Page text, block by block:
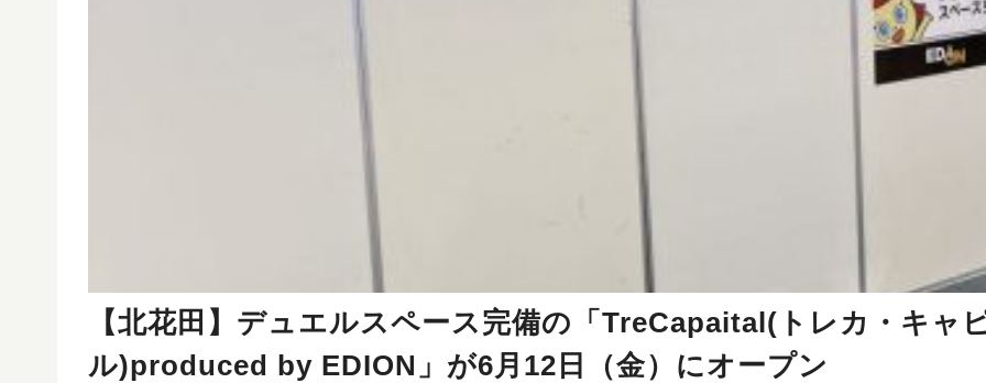
【北花田】デュエルスペース完備の「TreCapaital(トレカ・キャ
ル)produced by EDION」が6月12日（金）にオープン